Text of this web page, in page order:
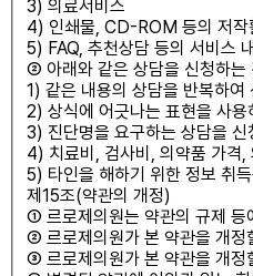
3) 의료서비스
4) 인쇄물, CD-ROM 등의 저작
5) FAQ, 추천상담 등의 서비스
② 아래와 같은 상담을 신청하는
1) 같은 내용의 상담을 반복하여
2) 상식에 어긋나는 표현을 사
3) 진단명을 요구하는 상담을 신
4) 치료비, 검사비, 의약품 가격,
5) 타인을 해하기 위한 정보 취
제15조(약관의 개정)
① 르로제의원는 약관의 규제 등
② 르로제의원가 본 약관을 개정
③ 르로제의원가 본 약관을 개정